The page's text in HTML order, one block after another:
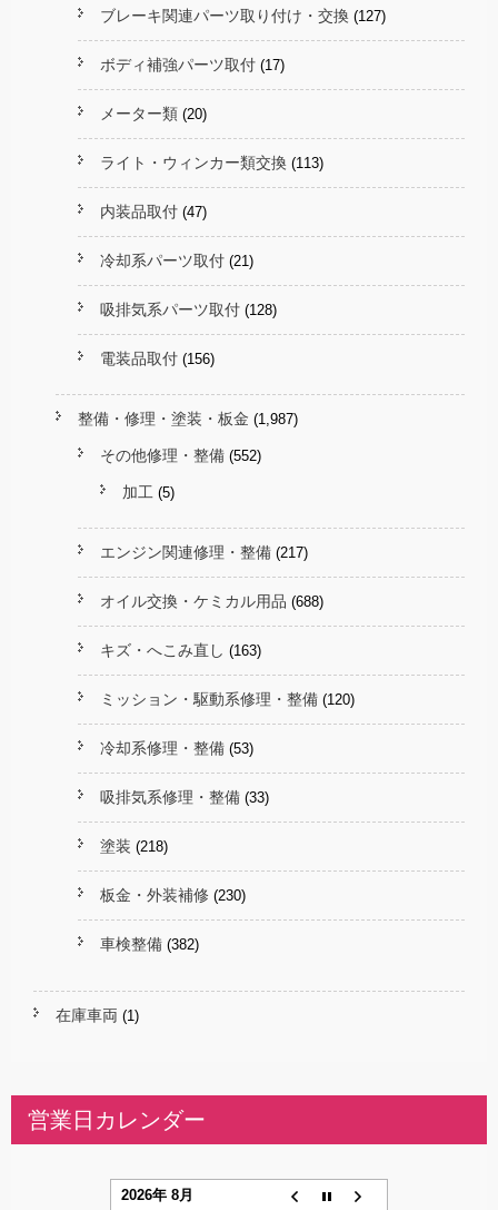
ブレーキ関連パーツ取り付け・交換 (127)
ボディ補強パーツ取付 (17)
メーター類 (20)
ライト・ウィンカー類交換 (113)
内装品取付 (47)
冷却系パーツ取付 (21)
吸排気系パーツ取付 (128)
電装品取付 (156)
整備・修理・塗装・板金 (1,987)
その他修理・整備 (552)
加工 (5)
エンジン関連修理・整備 (217)
オイル交換・ケミカル用品 (688)
キズ・へこみ直し (163)
ミッション・駆動系修理・整備 (120)
冷却系修理・整備 (53)
吸排気系修理・整備 (33)
塗装 (218)
板金・外装補修 (230)
車検整備 (382)
在庫車両 (1)
営業日カレンダー
2026年 8月